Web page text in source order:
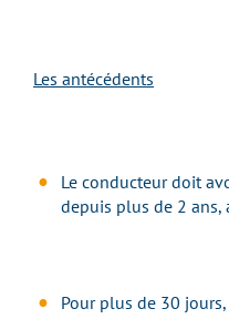
Les antécédents
Le conducteur doit
depuis plus de 2 ans,
Pour plus de 30